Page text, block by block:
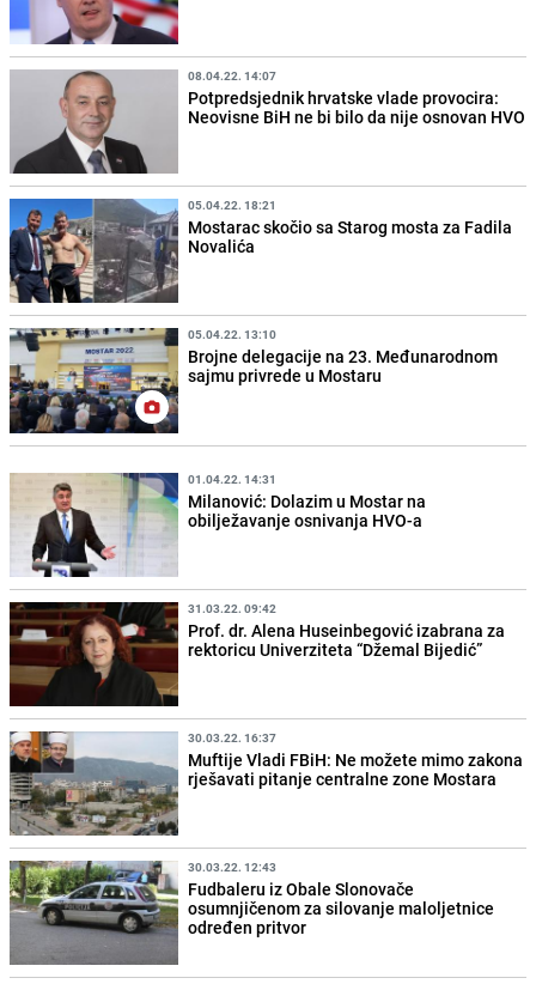
08.04.22. 14:07
Potpredsjednik hrvatske vlade provocira:
Neovisne BiH ne bi bilo da nije osnovan HVO
05.04.22. 18:21
Mostarac skočio sa Starog mosta za Fadila
Novalića
05.04.22. 13:10
Brojne delegacije na 23. Međunarodnom
sajmu privrede u Mostaru
01.04.22. 14:31
Milanović: Dolazim u Mostar na
obilježavanje osnivanja HVO-a
31.03.22. 09:42
Prof. dr. Alena Huseinbegović izabrana za
rektoricu Univerziteta “Džemal Bijedić”
30.03.22. 16:37
Muftije Vladi FBiH: Ne možete mimo zakona
rješavati pitanje centralne zone Mostara
30.03.22. 12:43
Fudbaleru iz Obale Slonovače
osumnjičenom za silovanje maloljetnice
određen pritvor